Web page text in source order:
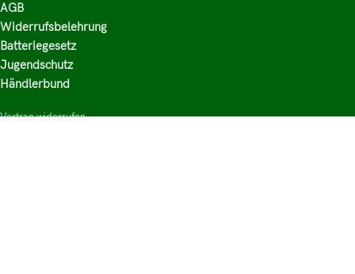
AGB
Widerrufsbelehrung
Batteriegesetz
Jugendschutz
Händlerbund
Vertrag widerrufen